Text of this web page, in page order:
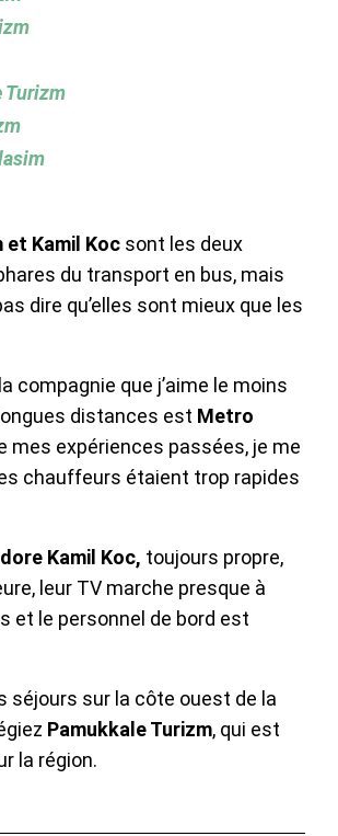
Turizm
et Kamil Koc sont les deux
du transport en bus, mais
dire qu’elles sont mieux que les
compagnie que j’aime le moins
distances est Metro
mes expériences passées, je me
chauffeurs étaient trop rapides
Kamil Koc, toujours propre,
leur TV marche presque à
et le personnel de bord est
séjours sur la côte ouest de la
Pamukkale Turizm, qui est
la région.